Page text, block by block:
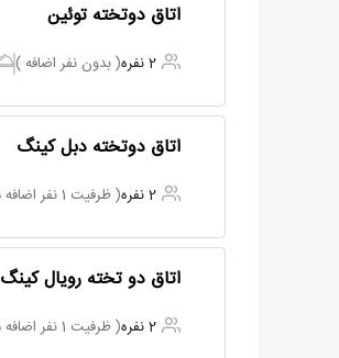
اتاق دوتخته توئین
2 نفره ( بدون نفر اضافه )
اتاق دوتخته دبل کینگ
2 نفره ( ظرفیت 1 نفر اضافه دارد )
اتاق دو تخته رویال کینگ
2 نفره ( ظرفیت 1 نفر اضافه دارد )